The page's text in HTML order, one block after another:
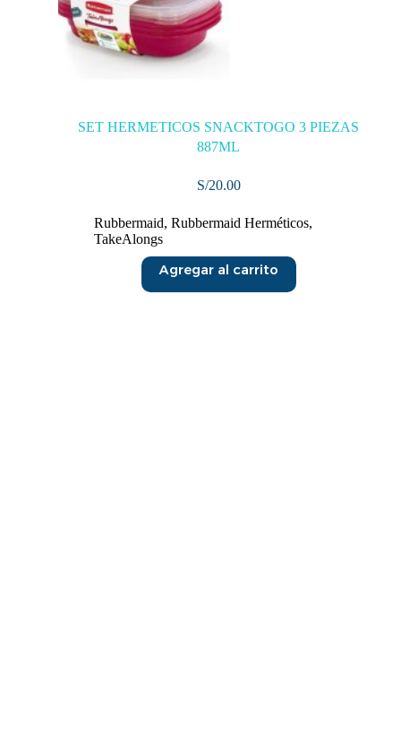
SET HERMETICOS SNACKTOGO 3 PIEZAS
887ML
S/20.00
Rubbermaid, Rubbermaid Herméticos,
TakeAlongs
Agregar al carrito